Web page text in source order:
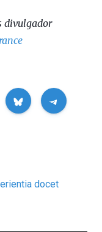
divulgador
docet